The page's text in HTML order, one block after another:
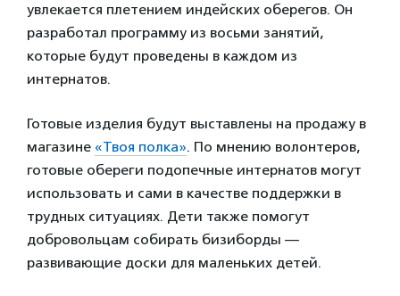
увлекается плетением индейских оберегов. Он
разработал программу из восьми занятий,
которые будут проведены в каждом из
интернатов.
Готовые изделия будут выставлены на продажу в
магазине «Твоя полка». По мнению волонтеров,
готовые обереги подопечные интернатов могут
использовать и сами в качестве поддержки в
трудных ситуациях. Дети также помогут
добровольцам собирать бизиборды —
развивающие доски для маленьких детей.